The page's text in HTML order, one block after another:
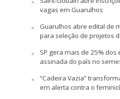
vagas em Guarulhos
Guarulhos abre edital de
para seleção de projetos
SP gera mais de 25%
assinada do país no
“Cadeira Vazia”
em alerta contra o